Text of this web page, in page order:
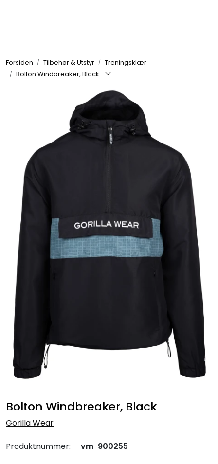
Forsiden Tilbehør & Utstyr
Treningsklær
Bolton Windbreaker, Black
Bolton Windbreaker, Black
Gorilla Wear
Produktnummer: vm-900255
Nyheter
Tilbehør & Utstyr
Tilbud